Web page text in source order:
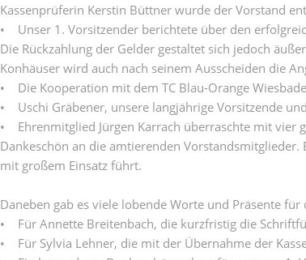
Kassenprüferin Kerstin Büttner wurde der Vorstand
• Unser 1. Vorsitzender berichtete über den
Die Rückzahlung der Gelder gestaltet sich jedoch
Konhäuser wird auch nach seinem Ausscheiden die
• Die Kooperation mit dem TC Blau-Orange
• Uschi Gräbener, unsere langjährige Vorsitzende
• Ehrenmitglied Jürgen Karrach überraschte mit vier
Dankeschön an die amtierenden Vorstandsmitglieder.
mit großem Einsatz führt.
Daneben gab es viele lobende Worte und Präsente
• Für Annette Breitenbach, die kurzfristig die
• Für Sylvia Lehner, die mit der Übernahme der